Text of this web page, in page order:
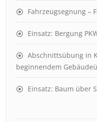
Fahrzeugsegnung –
Einsatz: Bergung
Abschnittsübung in
beginnendem
Einsatz: Baum über